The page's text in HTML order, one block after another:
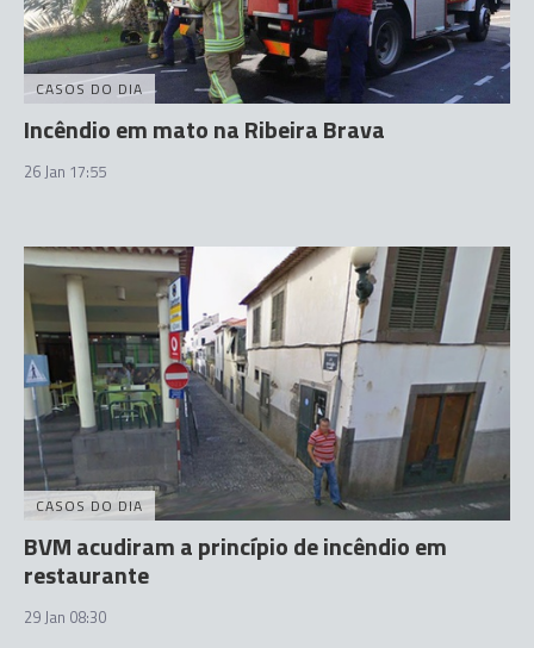
CASOS DO DIA
Incêndio em mato na Ribeira Brava
26 Jan 17:55
CASOS DO DIA
BVM acudiram a princípio de incêndio em
restaurante
29 Jan 08:30